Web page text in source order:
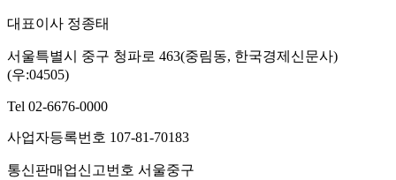
대표이사 정종태
서울특별시 중구 청파로 463(중림동, 한국경제신문사)
(우:04505)
Tel 02-6676-0000
사업자등록번호 107-81-70183
통신판매업신고번호 서울중구